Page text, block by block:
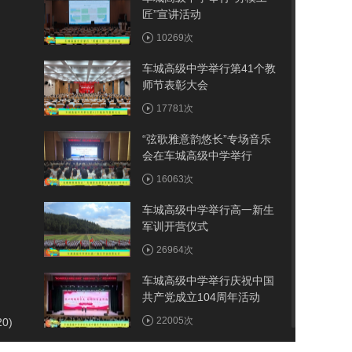
匠”宣讲活动
10269次
车城高级中学举行第41个教
师节表彰大会
17781次
“弦歌雅意韵悠长”专场音乐
会在车城高级中学举行
16063次
车城高级中学举行高一新生
军训开营仪式​
26964次
车城高级中学举行庆祝中国
共产党成立104周年活动
22005次